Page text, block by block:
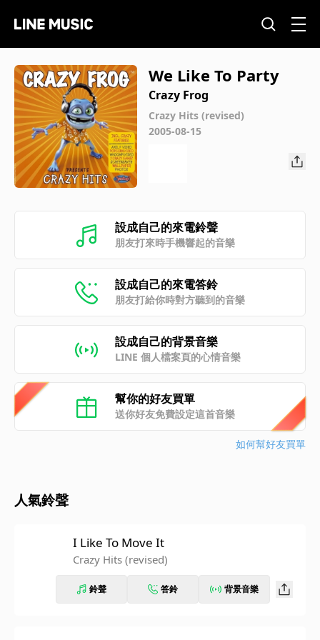
We Like To Party
Crazy Frog
Crazy Hits (revised)
2005-08-15
設成自己的來電鈴聲
朋友打來時手機響起的音樂
設成自己的來電答鈴
朋友打給你時對方聽到的音樂
設成自己的背景音樂
LINE 個人檔案頁的心情音樂
幫你的好友買單
送你好友免費設定這首音樂
如何幫好友買單
人氣鈴聲
I Like To Move It
Crazy Hits (revised)
鈴聲 答鈴 背景音樂